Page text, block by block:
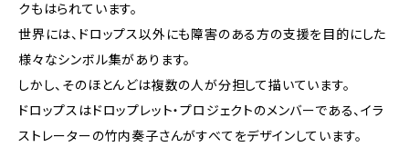
クもはられています。
世界には、ドロップス以外にも障害のある方の支援を目的にした
様々なシンボル集があります。
しかし、そのほとんどは複数の人が分担して描いています。
ドロップスはドロップレット・プロジェクトのメンバーである、イラ
ストレーターの竹内奏子さんがすべてをデザインしています。